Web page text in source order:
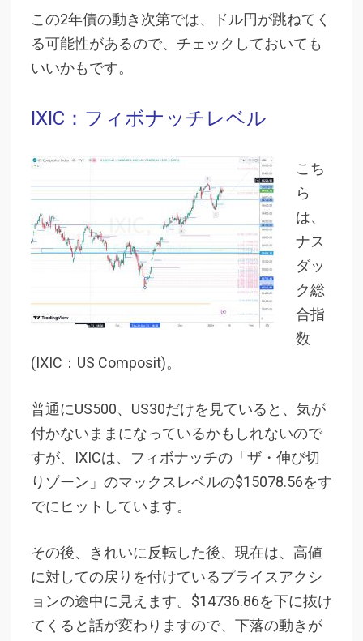
この2年債の動き次第では、ドル円が跳ねてく
る可能性があるので、チェックしておいても
いいかもです。
IXIC：フィボナッチレベル
こち
ら
は、
ナス
ダッ
ク総
合指
数
(IXIC：US Composit)。
普通にUS500、US30だけを見ていると、気が
付かないままになっているかもしれないので
すが、IXICは、フィボナッチの「ザ・伸び切
りゾーン」のマックスレベルの$15078.56をす
でにヒットしています。
その後、きれいに反転した後、現在は、高値
に対しての戻りを付けているプライスアクシ
ョンの途中に見えます。$14736.86を下に抜け
てくると話が変わりますので、下落の動きが